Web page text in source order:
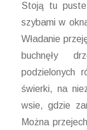
Stoją tu
szybami w
Władanie
buchnęły
podzielonych
świerki, na
wsie, gdzie
Można